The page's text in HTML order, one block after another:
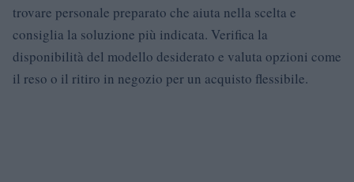
trovare personale preparato che aiuta nella scelta e
consiglia la soluzione più indicata. Verifica la
disponibilità del modello desiderato e valuta opzioni come
il reso o il ritiro in negozio per un acquisto flessibile.